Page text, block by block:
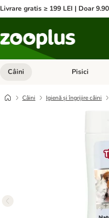
Livrare gratis ≥ 199 LEI | Doar
Câini Deschideți
Pisici
Câini Igienă și îngrijire câini